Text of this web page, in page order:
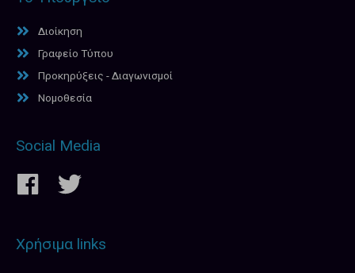
Διοίκηση
Γραφείο Τύπου
Προκηρύξεις - Διαγωνισμοί
Νομοθεσία
Social Media
Χρήσιμα links